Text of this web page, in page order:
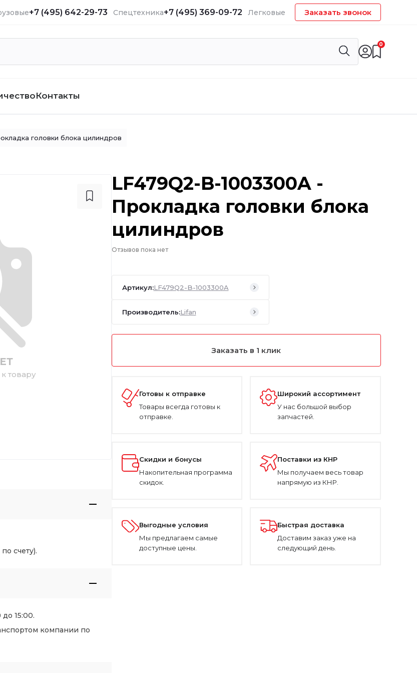
+7 (495) 642-29-73 Спецтехника+7 (495) 369-09-72 Легковые Заказать звонок
0
Контакты
головки блока цилиндров
товару
счету).
15:00.
компании по
LF479Q2-B-1003300A -
Прокладка головки блока
цилиндров
Отзывов пока нет
Артикул:LF479Q2-B-1003300A
Производитель:Lifan
Заказать в 1 клик
Готовы к отправке
Товары всегда готовы к
отправке.
Широкий ассортимент
У нас большой выбор
запчастей.
Скидки и бонусы
Накопительная программа
скидок.
Поставки из КНР
Мы получаем весь товар
напрямую из КНР.
Выгодные условия
Мы предлагаем самые
доступные цены.
Быстрая доставка
Доставим заказ уже на
следующий день.